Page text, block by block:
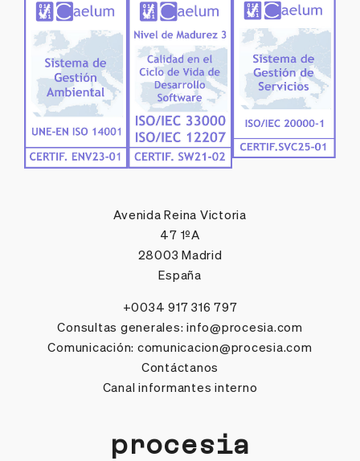
Avenida Reina Victoria
47 1ºA
28003 Madrid
España
+0034 917 316 797
Consultas generales: info@procesia.com
Comunicación: comunicacion@procesia.com
Contáctanos
Canal informantes interno
procesia